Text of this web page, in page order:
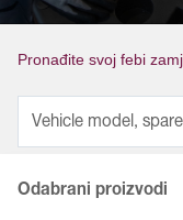
Pronađite svoj febi
Odabrani proizvodi